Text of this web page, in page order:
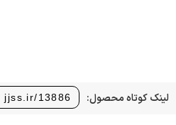
لینک کوتاه محصول: jjss.ir/13886